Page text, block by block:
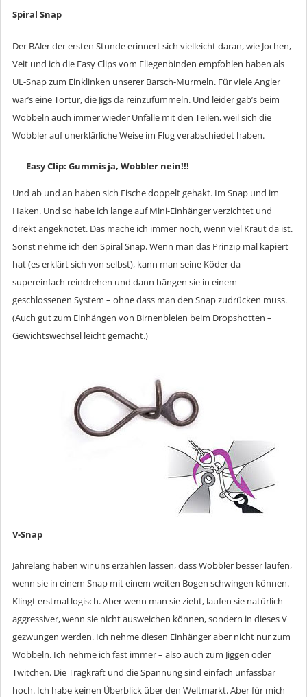
Spiral Snap
Der BAler der ersten Stunde erinnert sich vielleicht daran, wie Jochen,
Veit und ich die Easy Clips vom Fliegenbinden empfohlen haben als
UL-Snap zum Einklinken unserer Barsch-Murmeln. Für viele Angler
war’s eine Tortur, die Jigs da reinzufummeln. Und leider gab’s beim
Wobbeln auch immer wieder Unfälle mit den Teilen, weil sich die
Wobbler auf unerklärliche Weise im Flug verabschiedet haben.
Easy Clip: Gummis ja, Wobbler nein!!!
Und ab und an haben sich Fische doppelt gehakt. Im Snap und im
Haken. Und so habe ich lange auf Mini-Einhänger verzichtet und
direkt angeknotet. Das mache ich immer noch, wenn viel Kraut da ist.
Sonst nehme ich den Spiral Snap. Wenn man das Prinzip mal kapiert
hat (es erklärt sich von selbst), kann man seine Köder da
supereinfach reindrehen und dann hängen sie in einem
geschlossenen System – ohne dass man den Snap zudrücken muss.
(Auch gut zum Einhängen von Birnenbleien beim Dropshotten –
Gewichtswechsel leicht gemacht.)
V-Snap
Jahrelang haben wir uns erzählen lassen, dass Wobbler besser laufen,
wenn sie in einem Snap mit einem weiten Bogen schwingen können.
Klingt erstmal logisch. Aber wenn man sie zieht, laufen sie natürlich
aggressiver, wenn sie nicht ausweichen können, sondern in dieses V
gezwungen werden. Ich nehme diesen Einhänger aber nicht nur zum
Wobbeln. Ich nehme ich fast immer – also auch zum Jiggen oder
Twitchen. Die Tragkraft und die Spannung sind einfach unfassbar
hoch. Ich habe keinen Überblick über den Weltmarkt. Aber für mich